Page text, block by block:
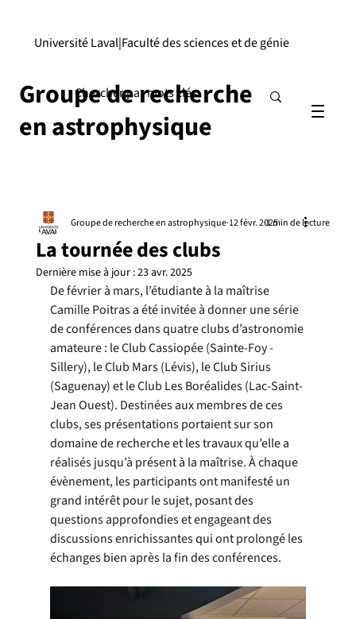
Groupe de recherche
en astrophysique
|
Université Laval Faculté des sciences et de génie
La tournée des clubs
Groupe de recherche en astrophysique12 févr. 20251 min de lecture
Dernière mise à jour :23 avr. 2025
De février à mars, l’étudiante à la maîtrise
Camille Poitras a été invitée à donner une série
de conférences dans quatre clubs d’astronomie
amateure : le Club Cassiopée (Sainte-Foy -
Sillery), le Club Mars (Lévis), le Club Sirius
(Saguenay) et le Club Les Boréalides (Lac-Saint-
Jean Ouest). Destinées aux membres de ces
clubs, ses présentations portaient sur son
domaine de recherche et les travaux qu’elle a
réalisés jusqu’à présent à la maîtrise. À chaque
évènement, les participants ont manifesté un
grand intérêt pour le sujet, posant des
questions approfondies et engageant des
discussions enrichissantes qui ont prolongé les
échanges bien après la fin des conférences.